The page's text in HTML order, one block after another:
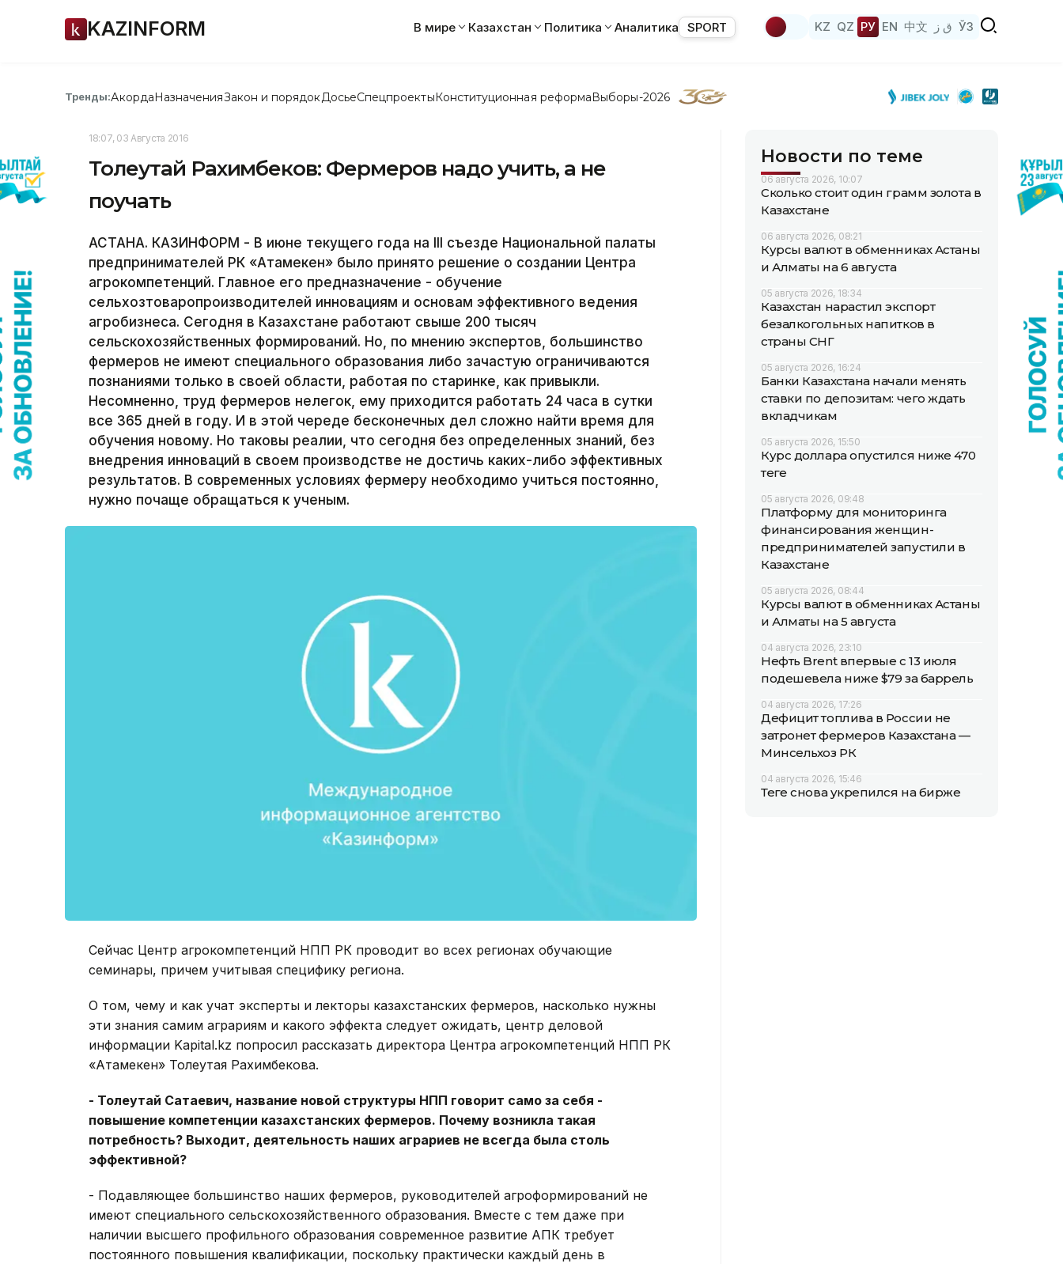
KAZINFORM В мире Казахстан Политика Аналитика SPORT KZ QZ РУ EN 中文 ق ز ЎЗ
Тренды:АкордаНазначенияЗакон и порядок ДосьеСпецпроектыКонституционная реформаВыборы-2026
18:07, 03 Августа 2016
Толеутай Рахимбеков: Фермеров надо учить, а не
поучать
АСТАНА. КАЗИНФОРМ - В июне текущего года на III съезде Национальной палаты
предпринимателей РК «Атамекен» было принято решение о создании Центра
агрокомпетенций. Главное его предназначение - обучение
сельхозтоваропроизводителей инновациям и основам эффективного ведения
агробизнеса. Сегодня в Казахстане работают свыше 200 тысяч
сельскохозяйственных формирований. Но, по мнению экспертов, большинство
фермеров не имеют специального образования либо зачастую ограничиваются
познаниями только в своей области, работая по старинке, как привыкли.
Несомненно, труд фермеров нелегок, ему приходится работать 24 часа в сутки
все 365 дней в году. И в этой череде бесконечных дел сложно найти время для
обучения новому. Но таковы реалии, что сегодня без определенных знаний, без
внедрения инноваций в своем производстве не достичь каких-либо эффективных
результатов. В современных условиях фермеру необходимо учиться постоянно,
нужно почаще обращаться к ученым.
Сейчас Центр агрокомпетенций НПП РК проводит во всех регионах обучающие
семинары, причем учитывая специфику региона.
О том, чему и как учат эксперты и лекторы казахстанских фермеров, насколько нужны
эти знания самим аграриям и какого эффекта следует ожидать, центр деловой
информации Kapital.kz попросил рассказать директора Центра агрокомпетенций НПП РК
«Атамекен» Толеутая Рахимбекова.
- Толеутай Сатаевич, название новой структуры НПП говорит само за себя -
повышение компетенции казахстанских фермеров. Почему возникла такая
потребность? Выходит, деятельность наших аграриев не всегда была столь
эффективной?
- Подавляющее большинство наших фермеров, руководителей агроформирований не
имеют специального сельскохозяйственного образования. Вместе с тем даже при
наличии высшего профильного образования современное развитие АПК требует
постоянного повышения квалификации, поскольку практически каждый день в
Новости по теме
06 августа 2026, 10:07
Сколько стоит один грамм золота в
Казахстане
06 августа 2026, 08:21
Курсы валют в обменниках Астаны
и Алматы на 6 августа
05 августа 2026, 18:34
Казахстан нарастил экспорт
безалкогольных напитков в
страны СНГ
05 августа 2026, 16:24
Банки Казахстана начали менять
ставки по депозитам: чего ждать
вкладчикам
05 августа 2026, 15:50
Курс доллара опустился ниже 470
теңге
05 августа 2026, 09:48
Платформу для мониторинга
финансирования женщин-
предпринимателей запустили в
Казахстане
05 августа 2026, 08:44
Курсы валют в обменниках Астаны
и Алматы на 5 августа
04 августа 2026, 23:10
Нефть Brent впервые с 13 июля
подешевела ниже $79 за баррель
04 августа 2026, 17:26
Дефицит топлива в России не
затронет фермеров Казахстана —
Минсельхоз РК
04 августа 2026, 15:46
Теңге снова укрепился на бирже